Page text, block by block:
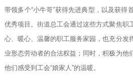
带领多个“小牛哥”获得先进典型，以及获得
优秀项目。街道总工会通过这些方式聚焦职
心、暖心、温馨的职工服务家园，也充分发
业形态劳动者的合法权益；同时，积极为他
他们感受到工会“娘家人”的温暖。